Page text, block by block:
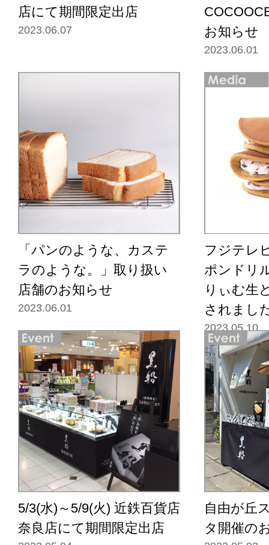
店にて期間限定出店
2023.06.07
お知らせ
2023.06.01
「パンのような、カステ
ラのような。」取り扱い
店舗のお知らせ
2023.06.01
フジテレ
ポンドリ
りぃむ生
されまし
2023.05.10
5/3(水)～5/9(火) 近鉄百貨店
奈良店にて期間限定出店
自由が丘
タ開催の